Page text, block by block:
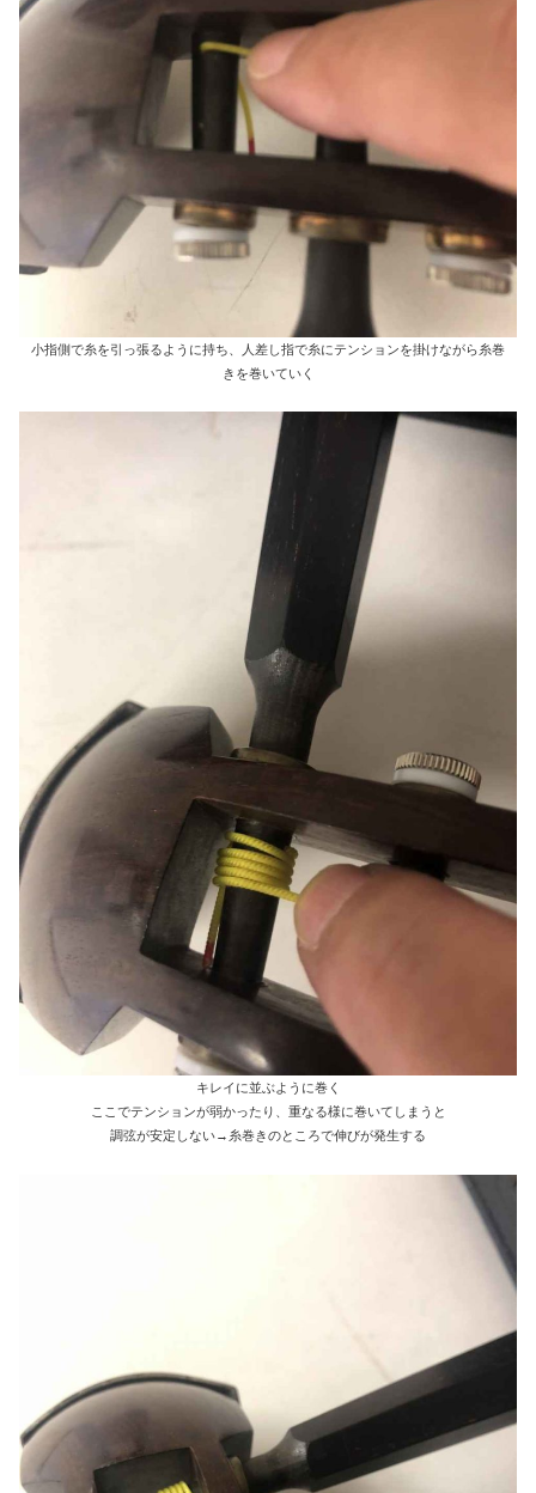
小指側で糸を引っ張るように持ち、人差し指で糸にテンションを掛けながら糸巻
きを巻いていく
キレイに並ぶように巻く
ここでテンションが弱かったり、重なる様に巻いてしまうと
調弦が安定しない→糸巻きのところで伸びが発生する